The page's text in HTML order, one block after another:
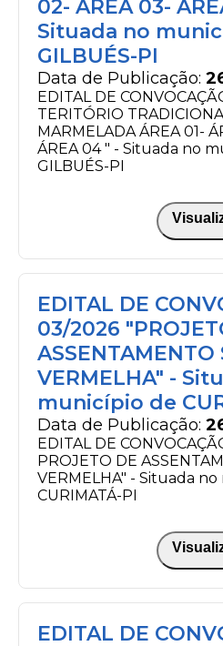
02- ÁREA 03-
Situada no
GILBUÉS-PI
Data de Publicação:
EDITAL DE
TERITÓRIO
MARMELADA ÁREA 01-
ÁREA 04 " - Situada no
GILBUÉS-PI
EDITAL DE
03/2026
ASSENTAMENTO
VERMELHA" -
município de
Data de Publicação:
EDITAL DE
PROJETO DE
VERMELHA" - Situada
CURIMATÁ-PI
EDITAL DE